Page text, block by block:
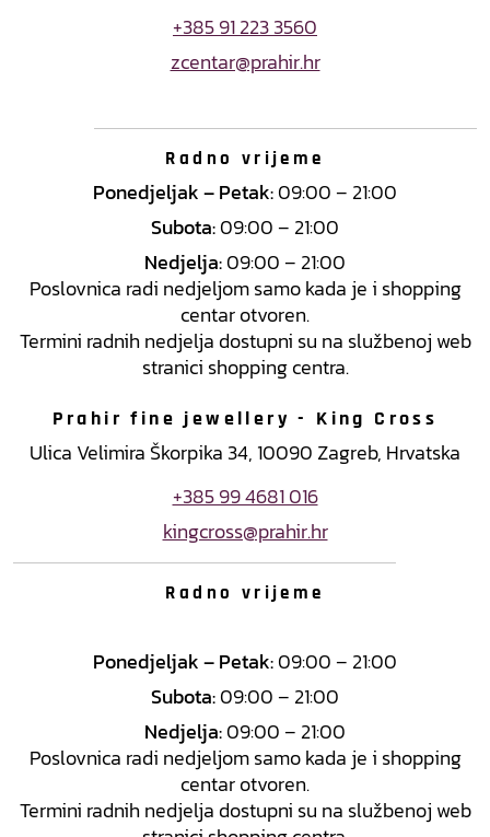
+385 91 223 3560
zcentar@prahir.hr
Radno vrijeme
Ponedjeljak – Petak:09:00 – 21:00
Subota:09:00 – 21:00
Nedjelja:09:00 – 21:00
Poslovnica radi nedjeljom samo kada je i shopping
centar otvoren.
Termini radnih nedjelja dostupni su na službenoj web
stranici shopping centra.
Prahir fine jewellery - King Cross
Ulica Velimira Škorpika 34, 10090 Zagreb, Hrvatska
+385 99 4681 016
kingcross@prahir.hr
Radno vrijeme
Ponedjeljak – Petak:09:00 – 21:00
Subota:09:00 – 21:00
Nedjelja:09:00 – 21:00
Poslovnica radi nedjeljom samo kada je i shopping
centar otvoren.
Termini radnih nedjelja dostupni su na službenoj web